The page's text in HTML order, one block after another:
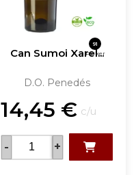
Can Sumoi Xarel...
D.O. Penedés
91
Parker
14,45 € c/u
- +